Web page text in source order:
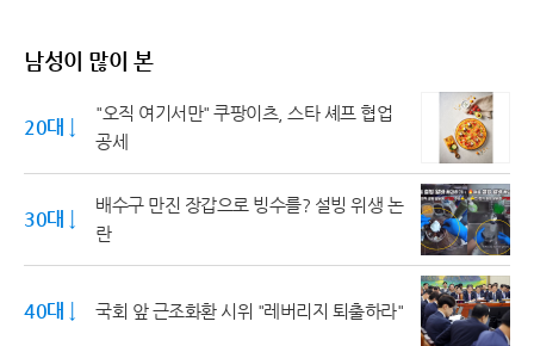
남성이 많이 본
20대 ↓
"오직 여기서만" 쿠팡이츠, 스타 셰프 협업
공세
30대 ↓
배수구 만진 장갑으로 빙수를? 설빙 위생 논
란
40대 ↓ 국회 앞 근조화환 시위 "레버리지 퇴출하라"